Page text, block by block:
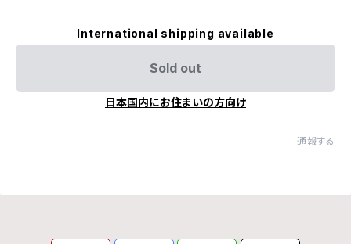
International shipping available
Sold out
日本国内にお住まいの方向け
通報する